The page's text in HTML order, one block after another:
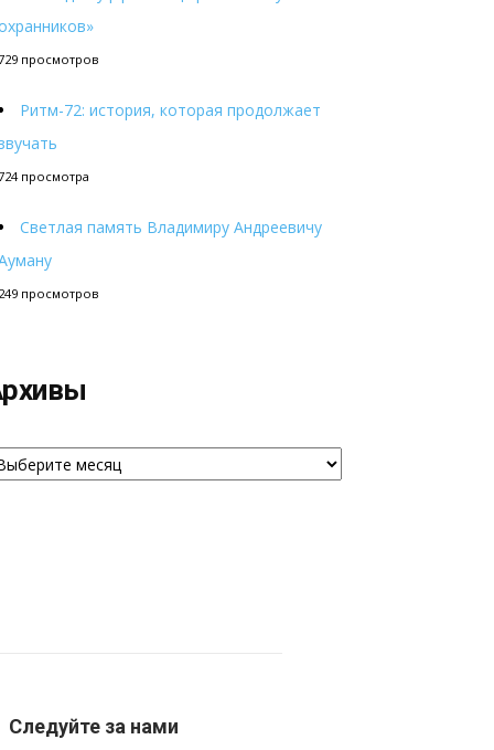
просмотров
Ритм-72: история, которая продолжает
просмотра
Светлая память Владимиру Андреевичу
просмотров
Следуйте за нами